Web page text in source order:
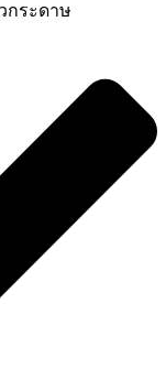
กระดาษ